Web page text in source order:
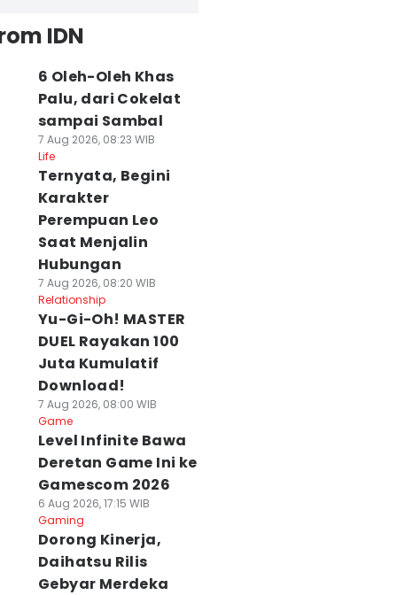
IDN
6 Oleh-Oleh Khas
Palu, dari Cokelat
sampai Sambal
7 Aug 2026, 08:23 WIB
Life
Ternyata, Begini
Karakter
Perempuan Leo
Saat Menjalin
Hubungan
7 Aug 2026, 08:20 WIB
Relationship
Yu-Gi-Oh! MASTER
DUEL Rayakan 100
Juta Kumulatif
Download!
7 Aug 2026, 08:00 WIB
Game
Level Infinite Bawa
Deretan Game Ini ke
Gamescom 2026
6 Aug 2026, 17:15 WIB
Gaming
Dorong Kinerja,
Daihatsu Rilis
Gebyar Merdeka